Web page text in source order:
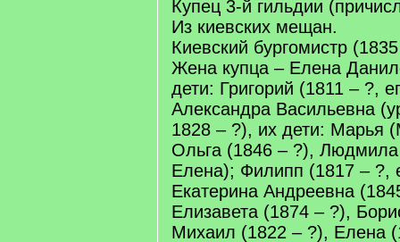
Купец 3-й гильдии
Из киевских мещан.
Киевский бургомистр (1835
Жена купца – Елена
дети: Григорий (1811 – ?,
Александра Васильевна
1828 – ?), их дети: Марья
Ольга (1846 – ?),
Елена); Филипп (1817 – ?,
Екатерина Андреевна
Елизавета (1874 – ?),
Михаил (1822 – ?), Елена